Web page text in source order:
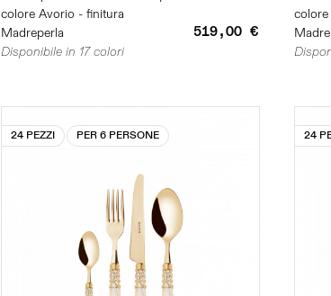
colore Avorio - finitura
Madreperla
519,00 €
Disponibile in 17 colori
24 PEZZI PER 6 PERSONE 24